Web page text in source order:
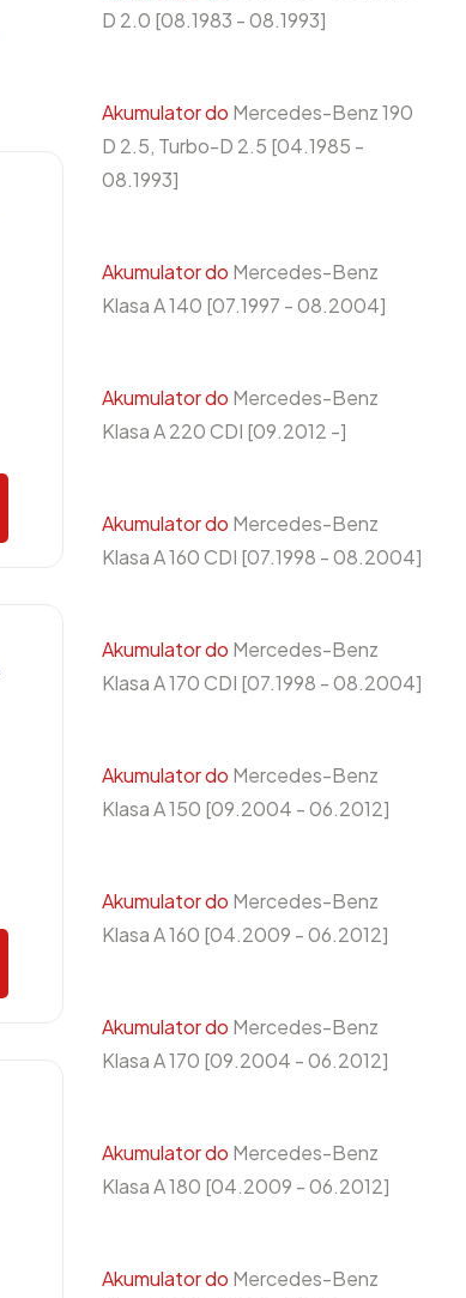
D 2.0 [08.1983 - 08.1993]
Akumulator do Mercedes-Benz 190
D 2.5, Turbo-D 2.5 [04.1985 -
08.1993]
Akumulator do Mercedes-Benz
Klasa A 140 [07.1997 - 08.2004]
Akumulator do Mercedes-Benz
Klasa A 220 CDI [09.2012 -]
Akumulator do Mercedes-Benz
Klasa A 160 CDI [07.1998 - 08.2004]
Akumulator do Mercedes-Benz
Klasa A 170 CDI [07.1998 - 08.2004]
Akumulator do Mercedes-Benz
Klasa A 150 [09.2004 - 06.2012]
Akumulator do Mercedes-Benz
Klasa A 160 [04.2009 - 06.2012]
Akumulator do Mercedes-Benz
Klasa A 170 [09.2004 - 06.2012]
Akumulator do Mercedes-Benz
Klasa A 180 [04.2009 - 06.2012]
Akumulator do Mercedes-Benz